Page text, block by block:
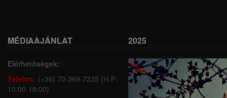
MÉDIAAJÁNLAT
Elérhetőségek:
Telefon: (+36) 70-369-7235 (H-P:
10:00-18:00)
2025